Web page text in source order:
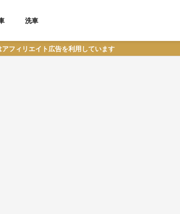
洗車
フィリエイト広告を利用しています